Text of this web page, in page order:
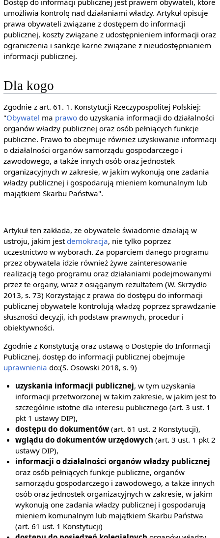
umożliwia kontrolę nad działaniami władzy. Artykuł opisuje
prawa obywateli związane z dostępem do informacji
publicznej, koszty związane z udostępnieniem informacji oraz
ograniczenia i sankcje karne związane z nieudostępnianiem
informacji publicznej.
Dla kogo
Zgodnie z art. 61. 1. Konstytucji Rzeczypospolitej Polskiej:
"Obywatel ma prawodo uzyskania informacji do działalności
organów władzy publicznej oraz osób pełniących funkcje
publiczne. Prawo to obejmuje również uzyskiwanie informacji
o działalności organów samorządu gospodarczego i
zawodowego, a także innych osób oraz jednostek
organizacyjnych w zakresie, w jakim wykonują one zadania
władzy publicznej i gospodarują mieniem komunalnym lub
majątkiem Skarbu Państwa".
Artykuł ten zakłada, że obywatele świadomie działają w
ustroju, jakim jest demokracja, nie tylko poprzez
uczestnictwo w wyborach. Za poparciem danego programu
przez obywatela idzie również żywe zainteresowanie
realizacją tego programu oraz działaniami podejmowanymi
przez te organy, wraz z osiąganym rezultatem (W. Skrzydło
2013, s. 73) Korzystając z prawa do dostępu do informacji
publicznej obywatele kontrolują władzę poprzez sprawdzanie
słuszności decyzji, ich podstaw prawnych, procedur i
obiektywności.
Zgodnie z Konstytucją oraz ustawą o Dostępie do Informacji
Publicznej, dostęp do informacji publicznej obejmuje
uprawnienia do:(S. Osowski 2018, s. 9)
uzyskania informacji publicznej, w tym uzyskania
informacji przetworzonej w takim zakresie, w jakim jest to
szczególnie istotne dla interesu publicznego (art. 3 ust. 1
pkt 1 ustawy DIP),
dostępu do dokumentów (art. 61 ust. 2 Konstytucji),
wglądu do dokumentów urzędowych (art. 3 ust. 1 pkt 2
ustawy DIP),
informacji o działalności organów władzy publicznej
oraz osób pełniących funkcje publiczne, organów
samorządu gospodarczego i zawodowego, a także innych
osób oraz jednostek organizacyjnych w zakresie, w jakim
wykonują one zadania władzy publicznej i gospodarują
mieniem komunalnym lub majątkiem Skarbu Państwa
(art. 61 ust. 1 Konstytucji)